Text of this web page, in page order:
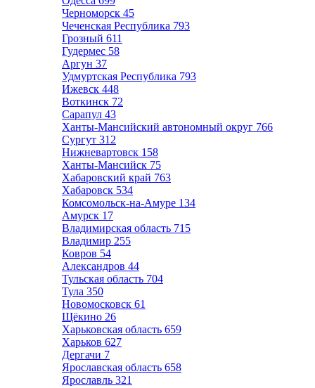
Черноморск 45
Чеченская Республика 793
Грозный 611
Гудермес 58
Аргун 37
Удмуртская Республика 793
Ижевск 448
Воткинск 72
Сарапул 43
Ханты-Мансийский автономный округ 766
Сургут 312
Нижневартовск 158
Ханты-Мансийск 75
Хабаровский край 763
Хабаровск 534
Комсомольск-на-Амуре 134
Амурск 17
Владимирская область 715
Владимир 255
Ковров 54
Александров 44
Тульская область 704
Тула 350
Новомосковск 61
Щёкино 26
Харьковская область 659
Харьков 627
Дергачи 7
Ярославская область 658
Ярославль 321